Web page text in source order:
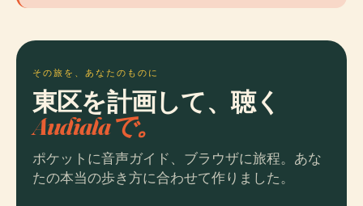
その旅を、あなたのものに
東区を計画して、聴く
Audialaで。
ポケットに音声ガイド、ブラウザに旅程。あな
たの本当の歩き方に合わせて作りました。